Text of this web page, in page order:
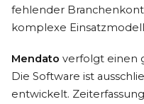
fehlender
komplexe
Mendato verfolgt einen
Die Software ist
entwickelt.